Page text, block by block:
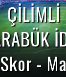
ÇİLİMLİ
-